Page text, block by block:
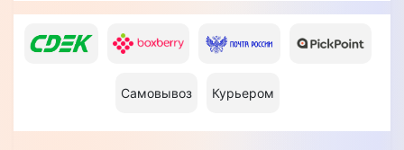
Самовывоз Курьером